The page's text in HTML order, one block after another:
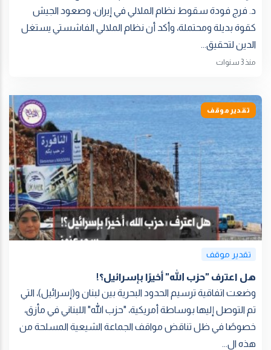
د. فرج فودة سقوط نظام الملالي في إيران، وصعود الجيش
كقوة بديلة ومحتملة، وأكد أن نظام الملالي الفاشستي يستغل
الدين لتحقيق...
منذ 3 سنوات
تقدير موقف
تقدير موقف
هل اعترف "حزب الله" أخيرًا بإسرائيل؟!
وضعت اتفاقية ترسيم الحدود البحرية بين لبنان و(إسرائيل)، التي
تم التوصل إليها بوساطة أمريكية، "حزب الله" اللبناني في مأزق،
خصوصًا في ظل تناقض مواقف الجماعة الشيعية المسلحة من
هذه ال...